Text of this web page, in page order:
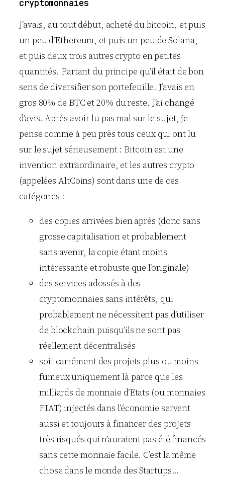
cryptomonnaies
J’avais, au tout début, acheté du bitcoin, et puis
un peu d’Ethereum, et puis un peu de Solana,
et puis deux trois autres crypto en petites
quantités. Partant du principe qu’il était de bon
sens de diversifier son portefeuille. J’avais en
gros 80% de BTC et 20% du reste. J’ai changé
d’avis. Après avoir lu pas mal sur le sujet, je
pense comme à peu près tous ceux qui ont lu
sur le sujet sérieusement : Bitcoin est une
invention extraordinaire, et les autres crypto
(appelées AltCoins) sont dans une de ces
catégories :
des copies arrivées bien après (donc sans
grosse capitalisation et probablement
sans avenir, la copie étant moins
intéressante et robuste que l’originale)
des services adossés à des
cryptomonnaies sans intérêts, qui
probablement ne nécessitent pas d’utiliser
de blockchain puisqu’ils ne sont pas
réellement décentralisés
soit carrément des projets plus ou moins
fumeux uniquement là parce que les
milliards de monnaie d’Etats (ou monnaies
FIAT) injectés dans l’économie servent
aussi et toujours à financer des projets
très risqués qui n’auraient pas été financés
sans cette monnaie facile. C’est la même
chose dans le monde des Startups…